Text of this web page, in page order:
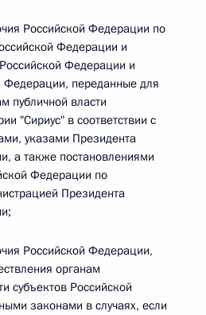
Российской Федерации по
Федерации и
Федерации и
Федерации, переданные для
публичной власти
"Сириус" в соответствии с
указами Президента
а также постановлениями
Федерации по
Президента
Российской Федерации,
органам
субъектов Российской
законами в случаях, если